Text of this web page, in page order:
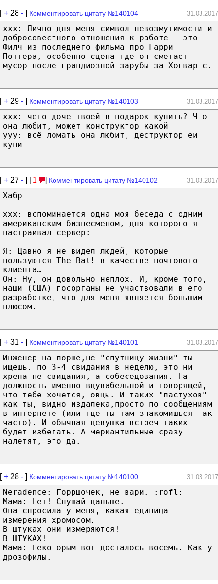
[+ 28 - ] Комментировать цитату №140104 31.03.2017
xxx: Лично для меня символ невозмутимости и
добросовестного отношения к работе - это
Филч из последнего фильма про Гарри
Поттера, особенно сцена где он сметает
мусор после грандиозной зарубы за Хогвартс.
[+ 29 - ] Комментировать цитату №140103 31.03.2017
xxx: чего доче твоей в подарок купить? Что
она любит, может конструктор какой
yyy: всё ломать она любит, деструктор ей
купи
[+ 27 - ] [ 1 ] Комментировать цитату №140102 31.03.2017
Хабр
xxx: вспоминается одна моя беседа с одним
американским бизнесменом, для которого я
настраивал сервер:
Я: Давно я не видел людей, которые
пользуются The Bat! в качестве почтового
клиента…
Он: Ну, он довольно неплох. И, кроме того,
наши (США) госорганы не участвовали в его
разработке, что для меня является большим
плюсом.
[+ 31 - ] Комментировать цитату №140101 31.03.2017
Инженер на порше,не "спутницу жизни" ты
ищешь. по 3-4 свидания в неделю, это ни
хрена не свидания, а собеседования. На
должность именно вдувабельной и говорящей,
что тебе хочется, овцы. И таких "пастухов"
как ты, видно издалека,просто по сообщениям
в интернете (или где ты там знакомишься так
часто). И обычная девушка встреч таких
будет избегать. А меркантильные сразу
налетят, это да.
[+ 28 - ] Комментировать цитату №140100 31.03.2017
Neradence: Горршочек, не вари. :rofl:
Мама: Нет! Слушай дальше.
Она спросила у меня, какая единица
измерения хромосом.
В штуках они измеряются!
В ШТУКАХ!
Мама: Некоторым вот досталось восемь. Как у
дрозофилы.